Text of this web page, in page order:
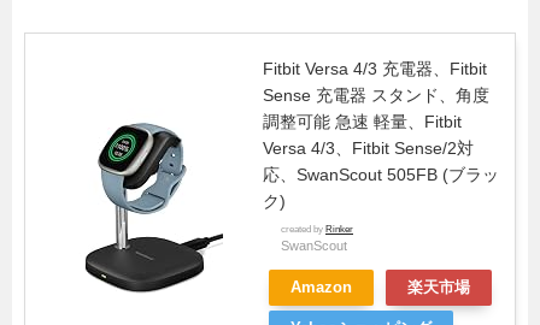
Fitbit Versa 4/3 充電器、Fitbit
Sense 充電器 スタンド、角度
調整可能 急速 軽量、Fitbit
Versa 4/3、Fitbit Sense/2対
応、SwanScout 505FB (ブラッ
ク)
created by Rinker
SwanScout
Amazon 楽天市場